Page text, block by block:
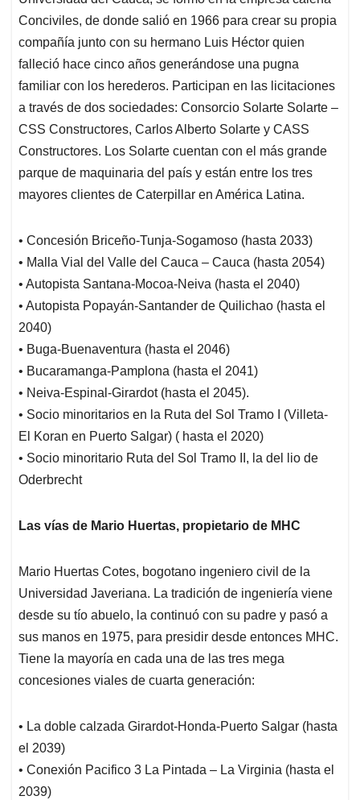
Conciviles, de donde salió en 1966 para crear su propia
compañía junto con su hermano Luis Héctor quien
falleció hace cinco años generándose una pugna
familiar con los herederos. Participan en las licitaciones
a través de dos sociedades: Consorcio Solarte Solarte –
CSS Constructores, Carlos Alberto Solarte y CASS
Constructores. Los Solarte cuentan con el más grande
parque de maquinaria del país y están entre los tres
mayores clientes de Caterpillar en América Latina.
• Concesión Briceño-Tunja-Sogamoso (hasta 2033)
• Malla Vial del Valle del Cauca – Cauca (hasta 2054)
• Autopista Santana-Mocoa-Neiva (hasta el 2040)
• Autopista Popayán-Santander de Quilichao (hasta el
2040)
• Buga-Buenaventura (hasta el 2046)
• Bucaramanga-Pamplona (hasta el 2041)
• Neiva-Espinal-Girardot (hasta el 2045).
• Socio minoritarios en la Ruta del Sol Tramo I (Villeta-
El Koran en Puerto Salgar) ( hasta el 2020)
• Socio minoritario Ruta del Sol Tramo II, la del lio de
Oderbrecht
Las vías de Mario Huertas, propietario de MHC
Mario Huertas Cotes, bogotano ingeniero civil de la
Universidad Javeriana. La tradición de ingeniería viene
desde su tío abuelo, la continuó con su padre y pasó a
sus manos en 1975, para presidir desde entonces MHC.
Tiene la mayoría en cada una de las tres mega
concesiones viales de cuarta generación:
• La doble calzada Girardot-Honda-Puerto Salgar (hasta
el 2039)
• Conexión Pacifico 3 La Pintada – La Virginia (hasta el
2039)